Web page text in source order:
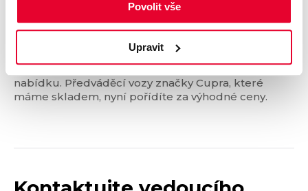
Povolit vše
Upravit
Objevte výjimečné předváděcí vozy
Cupra se skvělými slevami!
Pokud toužíte po voze, který spojuje sílu, eleganci a
technologickou vyspělost, máme pro vás skvělou
nabídku. Předváděcí vozy značky Cupra, které
máme skladem, nyní pořídíte za výhodné ceny.